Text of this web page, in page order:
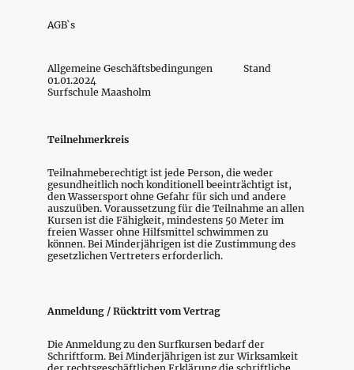
AGB`s
Allgemeine Geschäftsbedingungen Stand
01.01.2024
Surfschule Maasholm
Teilnehmerkreis
Teilnahmeberechtigt ist jede Person, die weder
gesundheitlich noch konditionell beeinträchtigt ist,
den Wassersport ohne Gefahr für sich und andere
auszuüben. Voraussetzung für die Teilnahme an allen
Kursen ist die Fähigkeit, mindestens 50 Meter im
freien Wasser ohne Hilfsmittel schwimmen zu
können. Bei Minderjährigen ist die Zustimmung des
gesetzlichen Vertreters erforderlich.
Anmeldung / Rücktritt vom Vertrag
Die Anmeldung zu den Surfkursen bedarf der
Schriftform. Bei Minderjährigen ist zur Wirksamkeit